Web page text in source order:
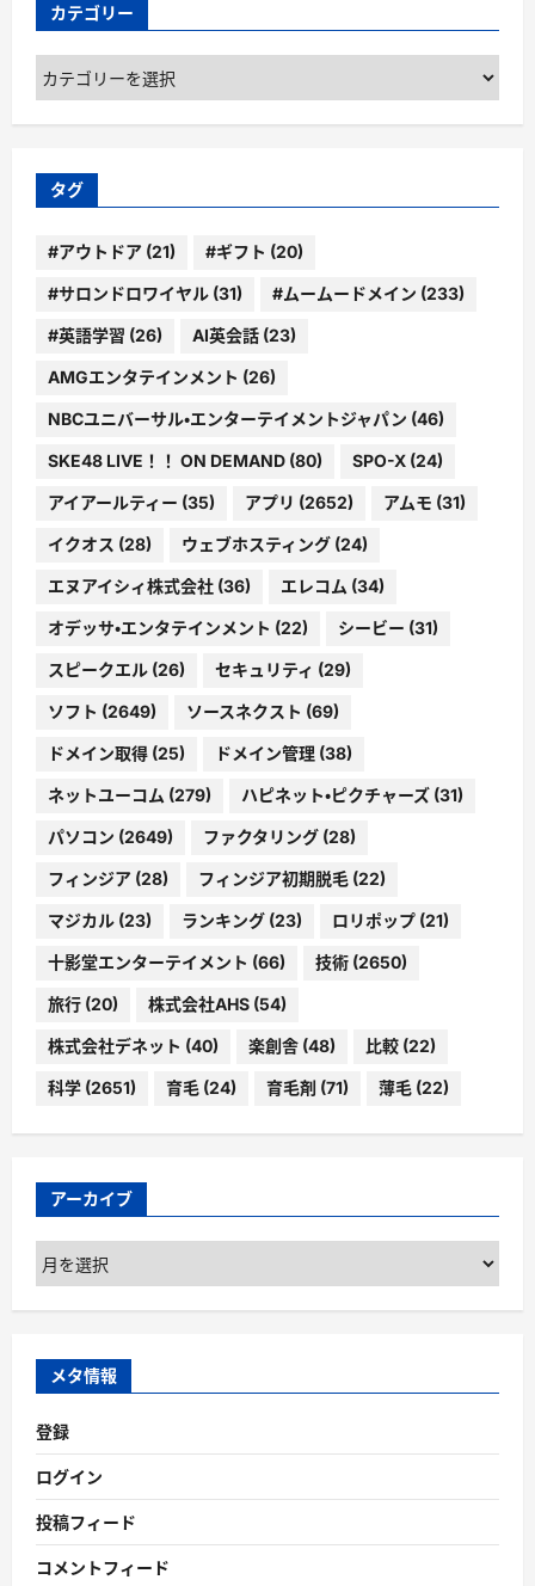
カテゴリー
カ
テ
ゴ
ー
タグ
#アウトドア (21) #ギフト (20)
#サロンドロワイヤル (31) #ムームードメイン (233)
#英語学習 (26) AI英会話 (23)
AMGエンタテインメント (26)
NBCユニバーサル・エンターテイメントジャパン (46)
SKE48 LIVE！！ ON DEMAND (80) SPO-X (24)
アイアールティー (35) アプリ (2652) アムモ (31)
イクオス (28) ウェブホスティング (24)
エヌアイシィ株式会社 (36) エレコム (34)
オデッサ・エンタテインメント (22) シービー (31)
スピークエル (26) セキュリティ (29)
ソフト (2649) ソースネクスト (69)
ドメイン取得 (25) ドメイン管理 (38)
ネットユーコム (279) ハピネット・ピクチャーズ (31)
パソコン (2649) ファクタリング (28)
フィンジア (28) フィンジア初期脱毛 (22)
マジカル (23) ランキング (23) ロリポップ (21)
十影堂エンターテイメント (66) 技術 (2650)
旅行 (20) 株式会社AHS (54)
株式会社デネット (40) 楽創舎 (48) 比較 (22)
科学 (2651) 育毛 (24) 育毛剤 (71) 薄毛 (22)
アーカイブ
ア
ー
カ
ブ
メタ情報
登録
ログイン
投稿フィード
コメントフィード